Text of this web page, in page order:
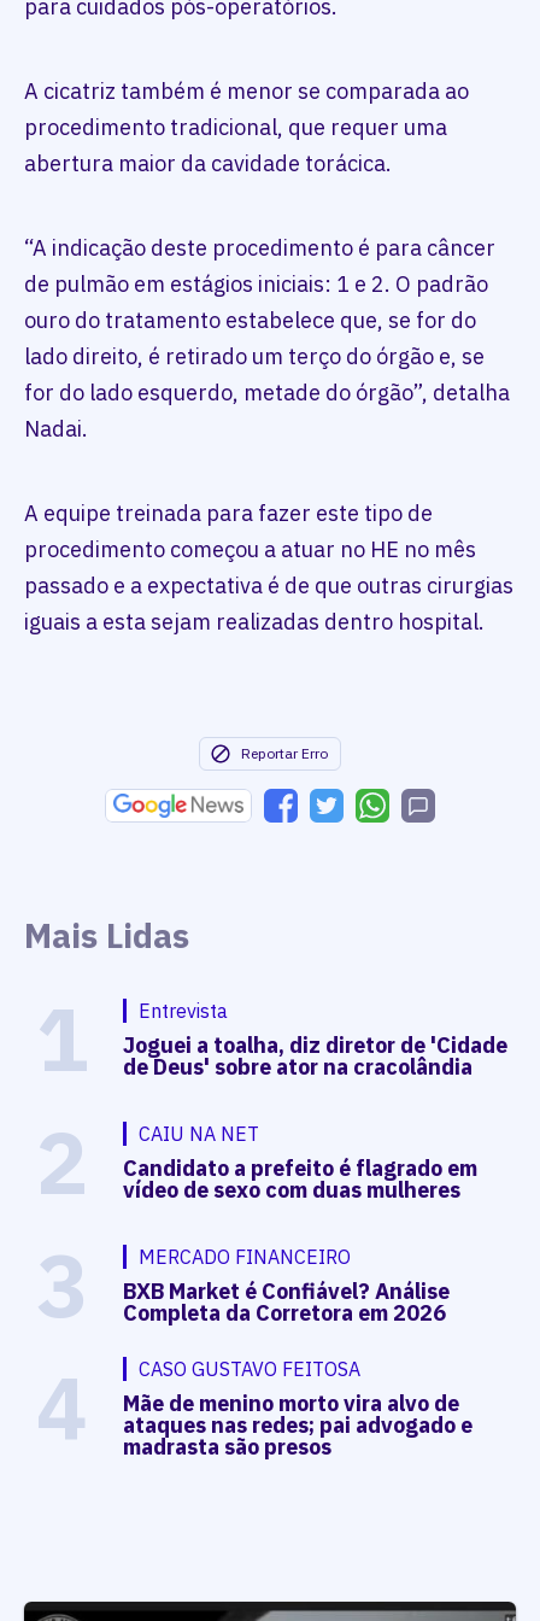
para cuidados pós-operatórios.
A cicatriz também é menor se comparada ao
procedimento tradicional, que requer uma
abertura maior da cavidade torácica.
“A indicação deste procedimento é para câncer
de pulmão em estágios iniciais: 1 e 2. O padrão
ouro do tratamento estabelece que, se for do
lado direito, é retirado um terço do órgão e, se
for do lado esquerdo, metade do órgão”, detalha
Nadai.
A equipe treinada para fazer este tipo de
procedimento começou a atuar no HE no mês
passado e a expectativa é de que outras cirurgias
iguais a esta sejam realizadas dentro hospital.
Reportar Erro
Mais Lidas
1 Entrevista
Joguei a toalha, diz diretor de 'Cidade
de Deus' sobre ator na cracolândia
2 CAIU NA NET
Candidato a prefeito é flagrado em
vídeo de sexo com duas mulheres
3 MERCADO FINANCEIRO
BXB Market é Confiável? Análise
Completa da Corretora em 2026
4 CASO GUSTAVO FEITOSA
Mãe de menino morto vira alvo de
ataques nas redes; pai advogado e
madrasta são presos